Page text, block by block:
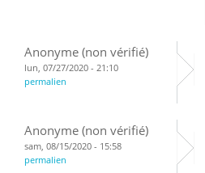
Anonyme (non vérifié)
lun, 07/27/2020 - 21:10
permalien
Anonyme (non vérifié)
sam, 08/15/2020 - 15:58
permalien